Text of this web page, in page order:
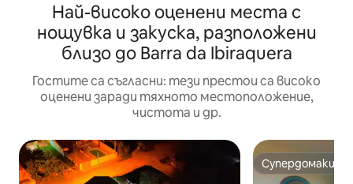
Най-високо оценени места с
нощувка и закуска, разположени
близо до Barra da Ibiraquera
Гостите са съгласни: тези престои са високо
оценени заради тяхното местоположение,
чистота и др.
Супердомакин
Супердомакин